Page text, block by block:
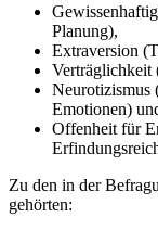
Planung),
Extraversion
Verträglichkeit
Neurotizismus
Emotionen)
Offenheit für
Zu den in der
gehörten: